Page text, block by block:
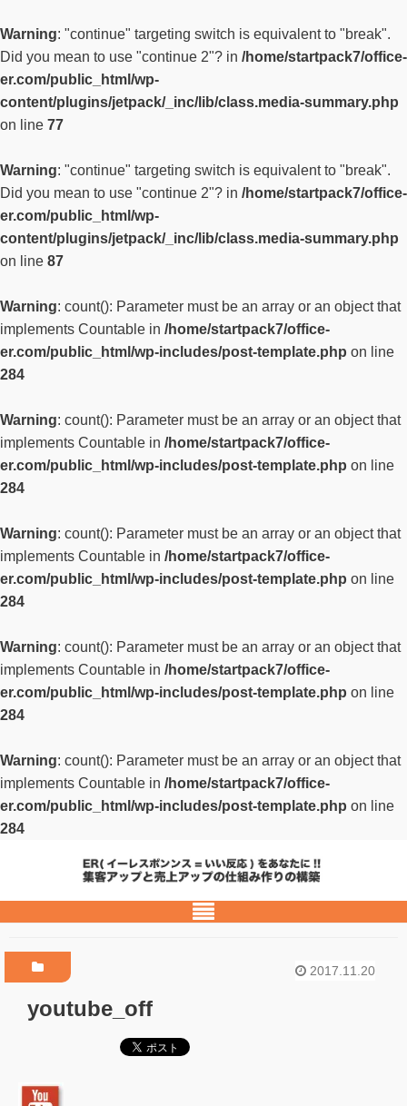
Warning: "continue" targeting switch is equivalent to "break".
Did you mean to use "continue 2"? in /home/startpack7/office-
er.com/public_html/wp-
content/plugins/jetpack/_inc/lib/class.media-summary.php
on line 77
Warning: "continue" targeting switch is equivalent to "break".
Did you mean to use "continue 2"? in /home/startpack7/office-
er.com/public_html/wp-
content/plugins/jetpack/_inc/lib/class.media-summary.php
on line 87
Warning: count(): Parameter must be an array or an object that
implements Countable in /home/startpack7/office-
er.com/public_html/wp-includes/post-template.php on line
284
Warning: count(): Parameter must be an array or an object that
implements Countable in /home/startpack7/office-
er.com/public_html/wp-includes/post-template.php on line
284
Warning: count(): Parameter must be an array or an object that
implements Countable in /home/startpack7/office-
er.com/public_html/wp-includes/post-template.php on line
284
Warning: count(): Parameter must be an array or an object that
implements Countable in /home/startpack7/office-
er.com/public_html/wp-includes/post-template.php on line
284
Warning: count(): Parameter must be an array or an object that
implements Countable in /home/startpack7/office-
er.com/public_html/wp-includes/post-template.php on line
284
2017.11.20
youtube_off